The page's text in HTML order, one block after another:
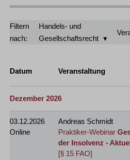
Filtern
nach:
Handels- und
Gesellschaftsrecht
Datum Veranstaltung
Dezember 2026
03.12.2026
Online
Andreas Schmidt
Praktiker-Webinar
der Insolvenz -
[§ 15 FAO]